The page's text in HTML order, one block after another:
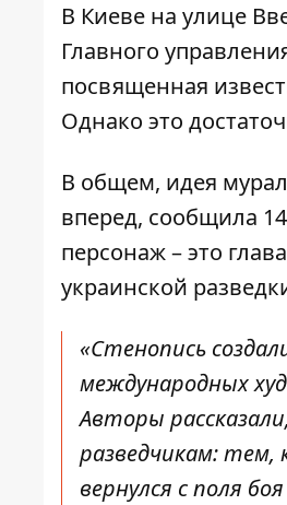
В Киеве на улице
Главного
посвященная
Однако это
В общем, идея
вперед, сообщила
персонаж – это
украинской
«Стенопись
международных
Авторы
разведчикам: тем,
вернулся с поля